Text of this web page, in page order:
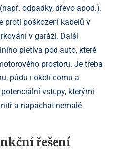
odpadky, dřevo apod.).
proti poškození kabelů v
v garáži. Další
pletiva pod auto, které
prostoru. Je třeba
půdu i okolí domu a
vstupy, kterými
a napáchat nemalé
řešení